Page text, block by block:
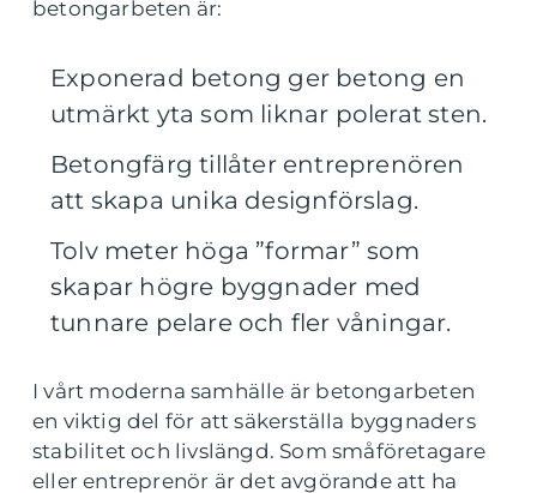
betongarbeten är:
Exponerad betong ger betong en
utmärkt yta som liknar polerat sten.
Betongfärg tillåter entreprenören
att skapa unika designförslag.
Tolv meter höga ”formar” som
skapar högre byggnader med
tunnare pelare och fler våningar.
I vårt moderna samhälle är betongarbeten
en viktig del för att säkerställa byggnaders
stabilitet och livslängd. Som småföretagare
eller entreprenör är det avgörande att ha